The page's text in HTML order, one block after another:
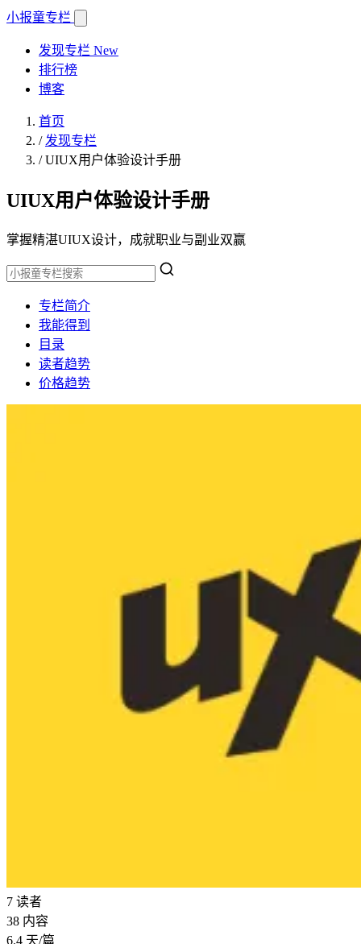
小报童专栏
发现专栏 New
排行榜
博客
首页
/ 发现专栏
/UIUX用户体验设计手册
UIUX用户体验设计手册
掌握精湛UIUX设计，成就职业与副业双赢
专栏简介
我能得到
目录
读者趋势
价格趋势
7 读者
38 内容
6.4 天/篇